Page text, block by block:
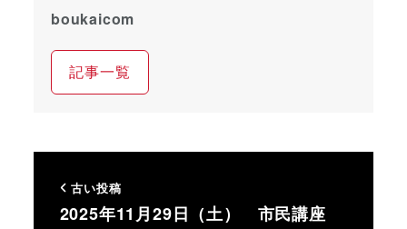
boukaicom
記事一覧
古い投稿
2025年11月29日（土） 市民講座